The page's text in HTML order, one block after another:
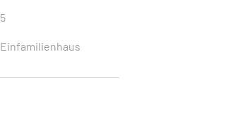
5
Einfamilienhaus